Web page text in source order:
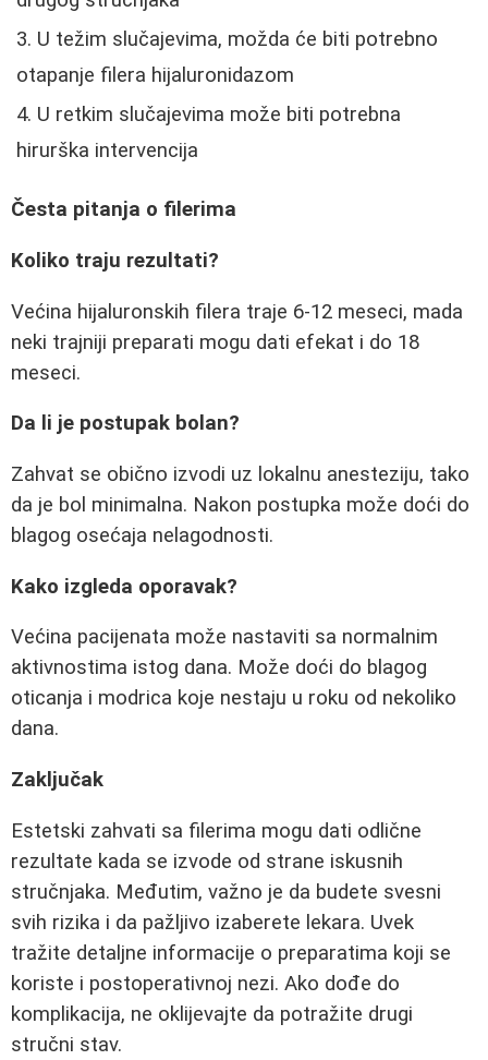
U težim slučajevima, možda će biti potrebno
otapanje filera hijaluronidazom
U retkim slučajevima može biti potrebna
hirurška intervencija
Česta pitanja o filerima
Koliko traju rezultati?
Većina hijaluronskih filera traje 6-12 meseci, mada
neki trajniji preparati mogu dati efekat i do 18
meseci.
Da li je postupak bolan?
Zahvat se obično izvodi uz lokalnu anesteziju, tako
da je bol minimalna. Nakon postupka može doći do
blagog osećaja nelagodnosti.
Kako izgleda oporavak?
Većina pacijenata može nastaviti sa normalnim
aktivnostima istog dana. Može doći do blagog
oticanja i modrica koje nestaju u roku od nekoliko
dana.
Zaključak
Estetski zahvati sa filerima mogu dati odlične
rezultate kada se izvode od strane iskusnih
stručnjaka. Međutim, važno je da budete svesni
svih rizika i da pažljivo izaberete lekara. Uvek
tražite detaljne informacije o preparatima koji se
koriste i postoperativnoj nezi. Ako dođe do
komplikacija, ne oklijevajte da potražite drugi
stručni stav.